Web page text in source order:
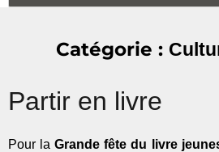
Catégorie :
Partir en livre
Pour laGrande fête du livre